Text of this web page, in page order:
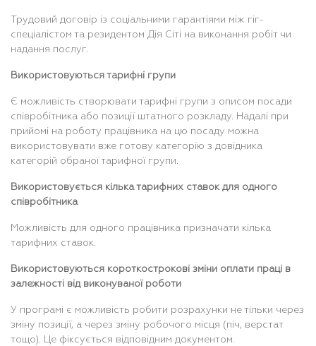
Трудовий договір із соціальними гарантіями між гіг-
спеціалістом та резидентом Дія Сіті на виконання робіт чи
надання послуг.
Використовуються тарифні групи
Є можливість створювати тарифні групи з описом посади
співробітника або позиції штатного розкладу. Надалі при
прийомі на роботу працівника на цю посаду можна
використовувати вже готову категорію з довідника
категорій обраної тарифної групи.
Використовується кілька тарифних ставок для одного
співробітника
Можливість для одного працівника призначати кілька
тарифних ставок.
Використовуються короткострокові зміни оплати праці в
залежності від виконуваної роботи
У програмі є можливість робити розрахунки не тільки через
зміну позиції, а через зміну робочого місця (піч, верстат
тощо). Це фіксується відповідним документом.